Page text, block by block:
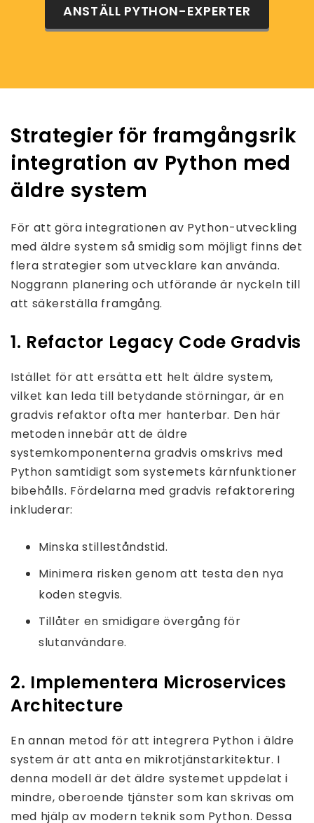
ANSTÄLL PYTHON-EXPERTER
Strategier för framgångsrik
integration av Python med
äldre system
För att göra integrationen av Python-utveckling
med äldre system så smidig som möjligt finns det
flera strategier som utvecklare kan använda.
Noggrann planering och utförande är nyckeln till
att säkerställa framgång.
1. Refactor Legacy Code Gradvis
Istället för att ersätta ett helt äldre system,
vilket kan leda till betydande störningar, är en
gradvis refaktor ofta mer hanterbar. Den här
metoden innebär att de äldre
systemkomponenterna gradvis omskrivs med
Python samtidigt som systemets kärnfunktioner
bibehålls. Fördelarna med gradvis refaktorering
inkluderar:
Minska stilleståndstid.
Minimera risken genom att testa den nya
koden stegvis.
Tillåter en smidigare övergång för
slutanvändare.
2. Implementera Microservices
Architecture
En annan metod för att integrera Python i äldre
system är att anta en mikrotjänstarkitektur. I
denna modell är det äldre systemet uppdelat i
mindre, oberoende tjänster som kan skrivas om
med hjälp av modern teknik som Python. Dessa